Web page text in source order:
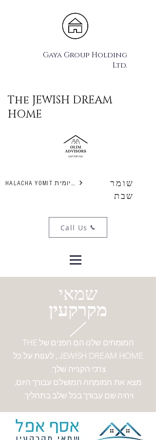
Gaya Group Holding
Ltd.
The JEWISH DREAM
HOME
HALACHA YOMIT הלכה יומית
שומר
שבת
Call Us
שמאי
מקרקעין
המומחים שלנו הם הפנים של THE
JEWISH DREAM HOME , לענות על כל
צרכי הקנייה שלך.
מצא את המומחה המושלם עבורך היום,
ויהיה שם עבורך בכל שלב בתהליך.